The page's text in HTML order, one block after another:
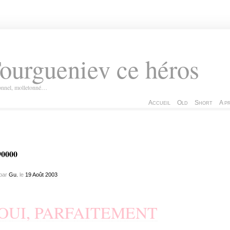
ce héros
molletonné…
Accueil Old Short A
Gu. le 19 Août 2003
PARFAITEMENT